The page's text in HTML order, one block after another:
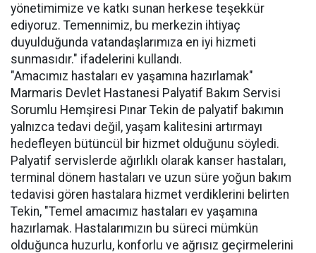
yönetimimize ve katkı sunan herkese teşekkür
ediyoruz. Temennimiz, bu merkezin ihtiyaç
duyulduğunda vatandaşlarımıza en iyi hizmeti
sunmasıdır." ifadelerini kullandı.
"Amacımız hastaları ev yaşamına hazırlamak"
Marmaris Devlet Hastanesi Palyatif Bakım Servisi
Sorumlu Hemşiresi Pınar Tekin de palyatif bakımın
yalnızca tedavi değil, yaşam kalitesini artırmayı
hedefleyen bütüncül bir hizmet olduğunu söyledi.
Palyatif servislerde ağırlıklı olarak kanser hastaları,
terminal dönem hastaları ve uzun süre yoğun bakım
tedavisi gören hastalara hizmet verdiklerini belirten
Tekin, "Temel amacımız hastaları ev yaşamına
hazırlamak. Hastalarımızın bu süreci mümkün
olduğunca huzurlu, konforlu ve ağrısız geçirmelerini